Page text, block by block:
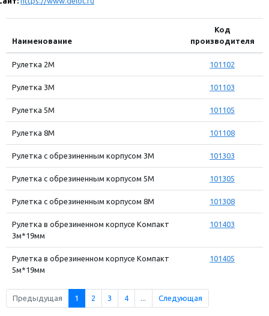
Наименование
Код
производителя
Рулетка 2М 101102
Рулетка 3М 101103
Рулетка 5М 101105
Рулетка 8М 101108
Рулетка с обрезиненным корпусом 3М 101303
Рулетка с обрезиненным корпусом 5М 101305
Рулетка с обрезиненным корпусом 8М 101308
Рулетка в обрезиненном корпусе Компакт
3м*19мм
101403
Рулетка в обрезиненном корпусе Компакт
5м*19мм
101405
Предыдущая 1 2 3 4 ... Следующая